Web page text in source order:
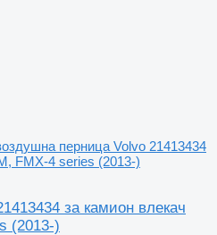
перница Volvo 21413434
FMX-4 series (2013-)
за камион влекач
(2013-)